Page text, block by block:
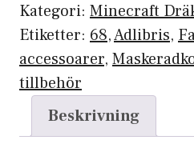
Kategori: Minecraft
Etiketter: 68,Adlibris,
accessoarer,
tillbehör
Beskrivning